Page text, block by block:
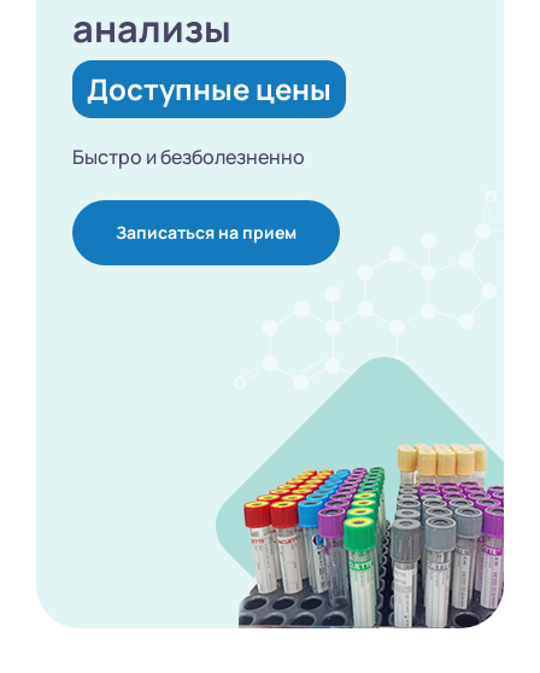
анализы
Доступные цены
Быстро и безболезненно
Записаться на прием